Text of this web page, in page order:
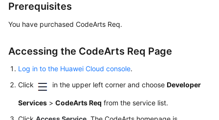
Getting
Started
Guide
Best
Practices
Prerequisites
You have purchased CodeArts Req.
Accessing the CodeArts Req Page
Log in to the Huawei Cloud console.
Click
in the upper left corner and choose Developer
Services > CodeArts Req from the service list.